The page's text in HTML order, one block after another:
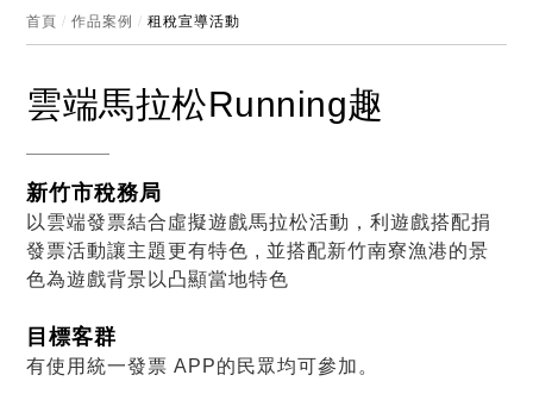
首頁 /作品案例 /租稅宣導活動
雲端馬拉松Running趣
新竹市稅務局
以雲端發票結合虛擬遊戲馬拉松活動，利遊戲搭配捐
發票活動讓主題更有特色 , 並搭配新竹南寮漁港的景
色為遊戲背景以凸顯當地特色
目標客群
有使用統一發票 APP的民眾均可參加。